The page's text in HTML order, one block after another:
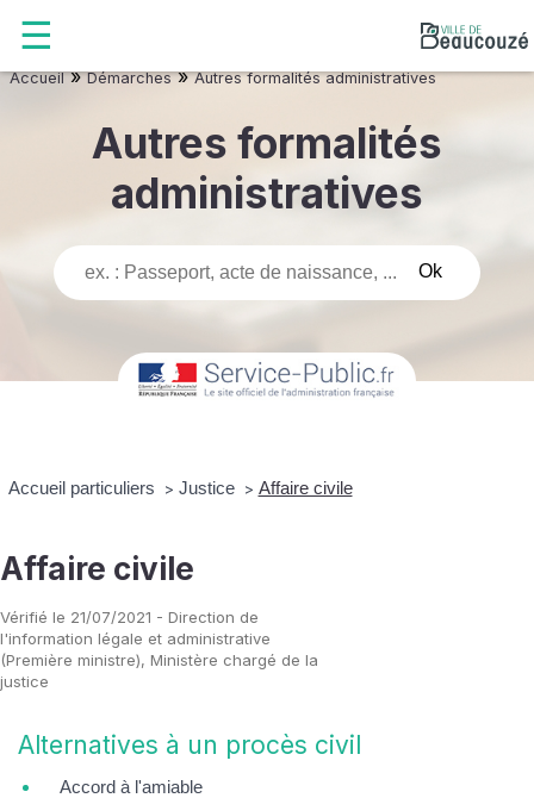
Accueil»Démarches»Autres formalités administratives
Autres formalités
administratives
Accueil particuliers > Justice > Affaire civile
Affaire civile
Vérifié le 21/07/2021 - Direction de
l'information légale et administrative
(Première ministre), Ministère chargé de la
justice
Alternatives à un procès civil
Accord à l'amiable